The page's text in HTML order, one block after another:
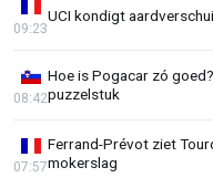
UCI kondigt
09:23
Hoe is Pogacar zó
puzzelstuk
08:42
Ferrand-Prévot ziet
mokerslag
07:57